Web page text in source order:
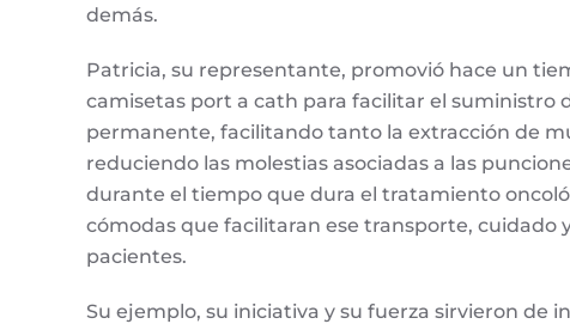
demás.
Patricia, su representante, promovió hace un
camisetas port a cath para facilitar el suministro
permanente, facilitando tanto la extracción de
reduciendo las molestias asociadas a las
durante el tiempo que dura el tratamiento
cómodas que facilitaran ese transporte, cuidado
pacientes.
Su ejemplo, su iniciativa y su fuerza sirvieron de